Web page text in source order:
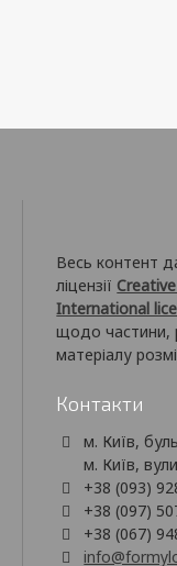
Весь контент
ліцензії
International
щодо частини,
матеріалу
Контакти
м. Київ,
м. Київ,
+38 (093)
+38 (097)
+38 (067)